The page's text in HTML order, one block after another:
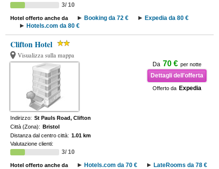
3/ 10
Hotel offerto anche da Booking da 72 €
Expedia da 80 €
Hotels.com da 80 €
Clifton Hotel
Visualizza sulla mappa
Da 70 € per notte
Dettagli dell'offerta
Offerto da Expedia
Indirizzo: St Pauls Road, Clifton
Città (Zona): Bristol
Distanza dal centro città: 1.01 km
Valutazione clienti:
3/ 10
Hotel offerto anche da Hotels.com da 70 €
LateRooms da 78 €